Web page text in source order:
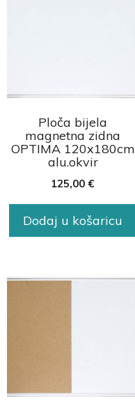
Ploča bijela
magnetna zidna
OPTIMA 120x180cm
alu.okvir
125,00 €
Dodaj u košaricu